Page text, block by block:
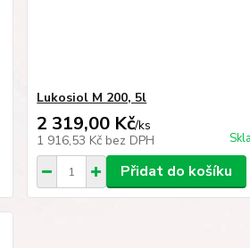
Lukosiol M 200, 5l
2 319,00 Kč/ks
1 916,53 Kč bez DPH
Přidat do košíku